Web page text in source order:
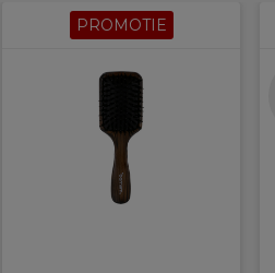
PROMOTIE